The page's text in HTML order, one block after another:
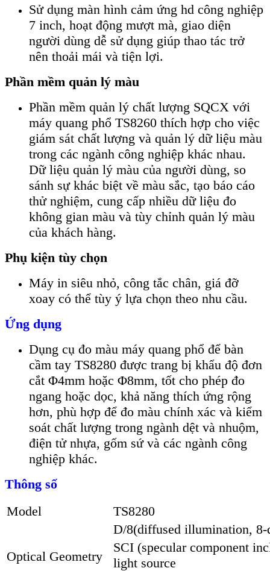
Sử dụng màn hình cảm ứng hd công nghiệp
7 inch, hoạt động mượt mà, giao diện
người dùng dễ sử dụng giúp thao tác trở
nên thoải mái và tiện lợi.
Phần mềm quản lý màu
Phần mềm quản lý chất lượng SQCX với
máy quang phổ TS8260 thích hợp cho việc
giám sát chất lượng và quản lý dữ liệu màu
trong các ngành công nghiệp khác nhau.
Dữ liệu quản lý màu của người dùng, so
sánh sự khác biệt về màu sắc, tạo báo cáo
thử nghiệm, cung cấp nhiều dữ liệu đo
không gian màu và tùy chỉnh quản lý màu
của khách hàng.
Phụ kiện tùy chọn
Máy in siêu nhỏ, công tắc chân, giá đỡ
xoay có thể tùy ý lựa chọn theo nhu cầu.
Ứng dụng
Dụng cụ đo màu máy quang phổ để bàn
cầm tay TS8280 được trang bị khẩu độ đơn
cắt Φ4mm hoặc Φ8mm, tốt cho phép đo
ngang hoặc dọc, khả năng thích ứng rộng
hơn, phù hợp để đo màu chính xác và kiểm
soát chất lượng trong ngành dệt và nhuộm,
điện tử nhựa, gốm sứ và các ngành công
nghiệp khác.
Thông số
Model
TS8280
Optical Geometry
D/8(diffused illumination, 8-
SCI (specular component
light source